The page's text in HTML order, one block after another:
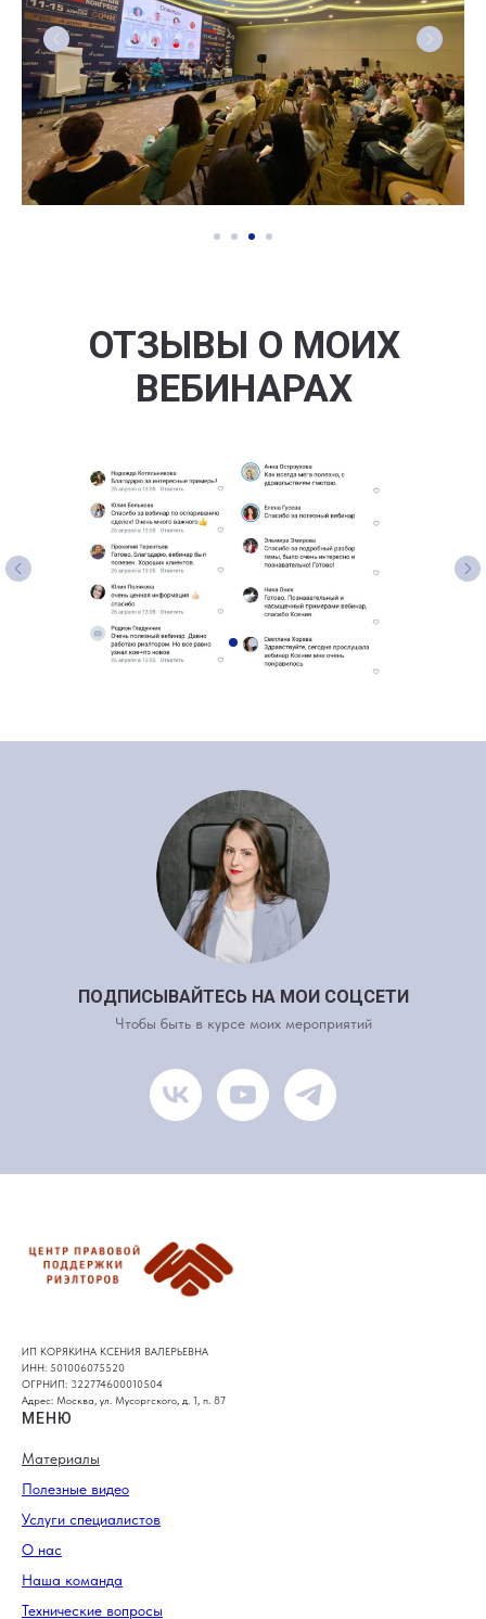
ОТЗЫВЫ О МОИХ
ВЕБИНАРАХ
ПОДПИСЫВАЙТЕСЬ НА МОИ СОЦСЕТИ
Чтобы быть в курсе моих мероприятий
ИП КОРЯКИНА КСЕНИЯ ВАЛЕРЬЕВНА
ИНН: 501006075520
ОГРНИП: 322774600010504
Адрес: Москва, ул. Мусоргского, д. 1, п. 87
МЕНЮ
Материалы
Полезные видео
Услуги специалистов
О нас
Наша команда
Технические вопросы